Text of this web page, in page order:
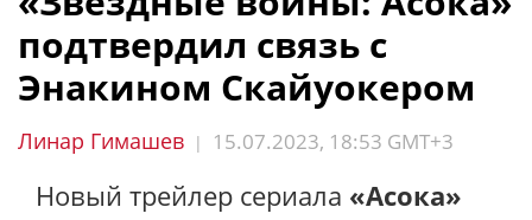
подтвердил связь с
Энакином Скайуокером
Линар Гимашев | 15.07.2023, 18:53 GMT+3
Новый трейлер сериала «Асока»